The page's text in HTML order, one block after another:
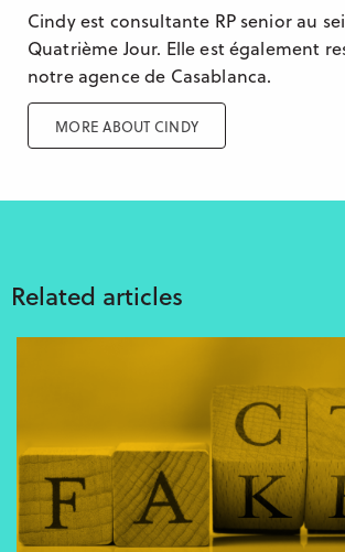
Cindy est consultante RP senior au
Quatrième Jour. Elle est également
notre agence de Casablanca.
MORE ABOUT CINDY
Related articles